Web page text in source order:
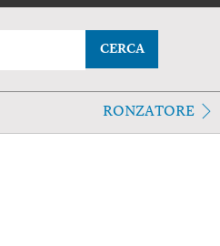
CERCA
RONZATORE